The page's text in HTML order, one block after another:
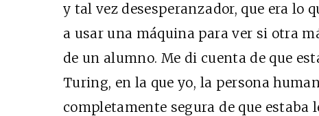
y tal vez desesperanzador, que era lo
a usar una máquina para ver si otra
de un alumno. Me di cuenta de que
Turing, en la que yo, la persona
completamente segura de que estaba